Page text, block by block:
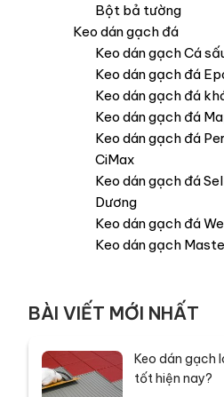
Bột bả tường
Keo dán gạch đá
Keo dán gạch Cá
Keo dán gạch đá
Keo dán gạch đá
Keo dán gạch đá
Keo dán gạch đá
CiMax
Keo dán gạch đá
Dương
Keo dán gạch đá
Keo dán gạch
BÀI VIẾT MỚI NHẤT
Keo dán gạch
tốt hiện nay?